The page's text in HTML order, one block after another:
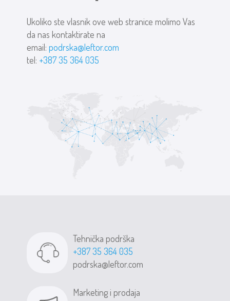
Ukoliko ste vlasnik ove web stranice molimo Vas
da nas kontaktirate na
email:podrska@leftor.com
tel: +387 35 364 035
Tehnička podrška
+387 35 364 035
podrska@leftor.com
Marketing i prodaja